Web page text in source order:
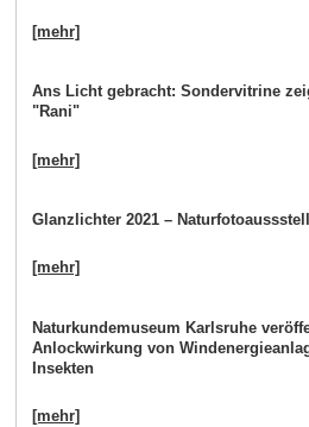
[mehr]
Ans Licht gebracht: Sondervitrine
"Rani"
[mehr]
Glanzlichter 2021 –
[mehr]
Naturkundemuseum Karlsruhe
Anlockwirkung von
Insekten
[mehr]